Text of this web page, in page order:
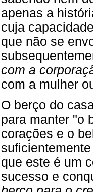
apenas a
cuja
que não se
com a
com a mulher
O berço do
para manter "o
corações e o
que este é um
sucesso e